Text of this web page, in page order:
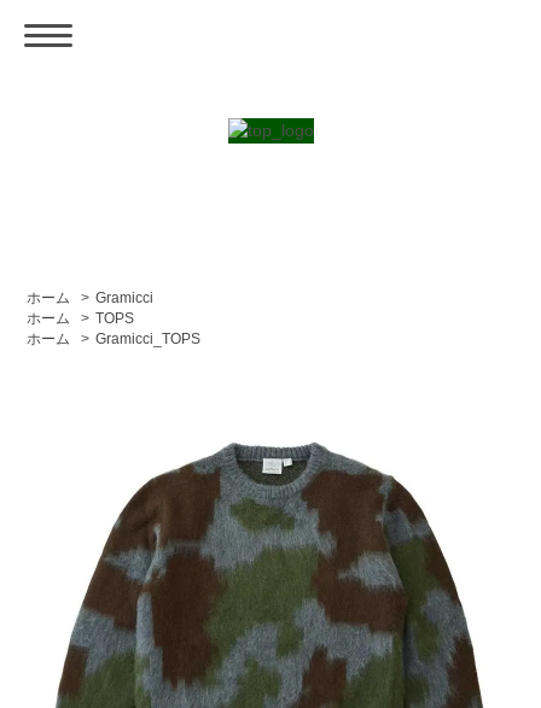
ホーム > Gramicci
ホーム
> TOPS
ホーム
> Gramicci_TOPS